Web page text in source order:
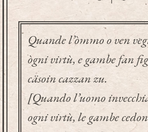
Quande l’òmmo o ven
ògni virtù, e gambe fan
cäsoin cazzan zu.
[Quando l’uomo
ogni virtù, le gambe